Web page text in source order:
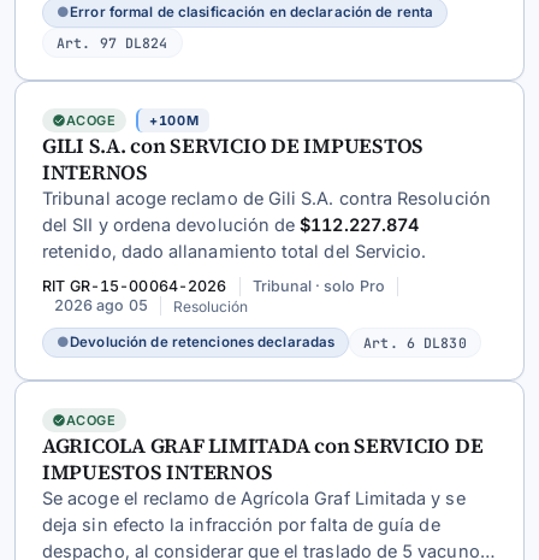
●Error formal de clasificación en declaración de renta
Art. 97 DL824
ACOGE +100M
GILI S.A. con SERVICIO DE IMPUESTOS
INTERNOS
Tribunal acoge reclamo de Gili S.A. contra Resolución
del SII y ordena devolución de$112.227.874
retenido, dado allanamiento total del Servicio.
RIT GR-15-00064-2026
Tribunal · solo Pro
2026 ago 05
Resolución
●Devolución de retenciones declaradas Art. 6 DL830
ACOGE
AGRICOLA GRAF LIMITADA con SERVICIO DE
IMPUESTOS INTERNOS
Se acoge el reclamo de Agrícola Graf Limitada y se
deja sin efecto la infracción por falta de guía de
despacho, al considerar que el traslado de 5 vacunos